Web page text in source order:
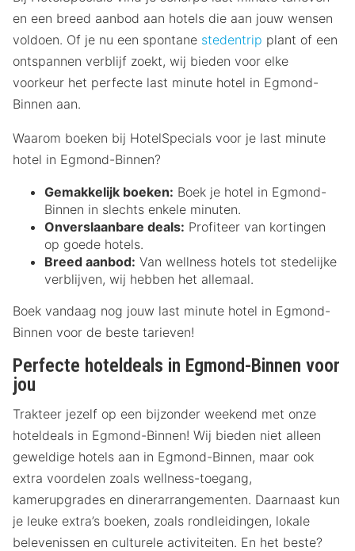
en een breed aanbod aan hotels die aan jouw wensen
voldoen. Of je nu een spontane stedentrip plant of een
ontspannen verblijf zoekt, wij bieden voor elke
voorkeur het perfecte last minute hotel in Egmond-
Binnen aan.
Waarom boeken bij HotelSpecials voor je last minute
hotel in Egmond-Binnen?
Gemakkelijk boeken: Boek je hotel in Egmond-
Binnen in slechts enkele minuten.
Onverslaanbare deals: Profiteer van kortingen
op goede hotels.
Breed aanbod: Van wellness hotels tot stedelijke
verblijven, wij hebben het allemaal.
Boek vandaag nog jouw last minute hotel in Egmond-
Binnen voor de beste tarieven!
Perfecte hoteldeals in Egmond-Binnen voor
jou
Trakteer jezelf op een bijzonder weekend met onze
hoteldeals in Egmond-Binnen! Wij bieden niet alleen
geweldige hotels aan in Egmond-Binnen, maar ook
extra voordelen zoals wellness-toegang,
kamerupgrades en dinerarrangementen. Daarnaast kun
je leuke extra’s boeken, zoals rondleidingen, lokale
belevenissen en culturele activiteiten. En het beste?